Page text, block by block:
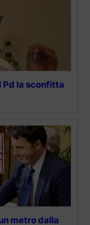
Pd la sconfitta
metro dalla